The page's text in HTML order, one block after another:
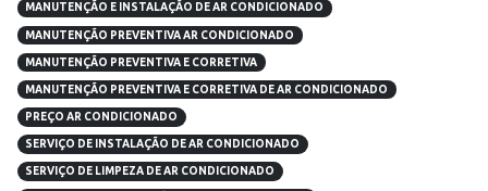
MANUTENÇÃO E INSTALAÇÃO DE AR CONDICIONADO
MANUTENÇÃO PREVENTIVA AR CONDICIONADO
MANUTENÇÃO PREVENTIVA E CORRETIVA
MANUTENÇÃO PREVENTIVA E CORRETIVA DE AR CONDICIONADO
PREÇO AR CONDICIONADO
SERVIÇO DE INSTALAÇÃO DE AR CONDICIONADO
SERVIÇO DE LIMPEZA DE AR CONDICIONADO